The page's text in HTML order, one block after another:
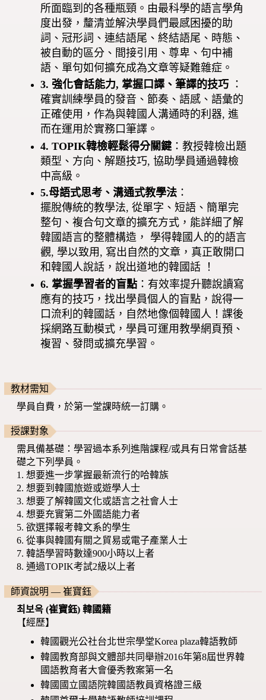
所面臨到的各種瓶頸。由最科學的語言學角
度出發，釐清並解決學員們最感困擾的助
詞、冠形詞、連結語尾、終結語尾、時態、
被自動的區分、間接引用、尊卑、句中補
語、單句如何擴充成為文章等疑難雜症。
3. 強化會話能力, 掌握口譯、筆譯的技巧 ：
確實訓練學員的發音、節奏、語感、語彙的
正確使用，作為與韓國人溝通時的利器, 進
而在運用於實務口筆譯。
4. TOPIK韓檢輕鬆得分關鍵：教授韓檢出題
類型、方向、解題技巧, 協助學員通過韓檢
中高級。
5.母語式思考、溝通式教學法 ：
擺脫傳統的教學法, 從單字、短語、簡單完
整句、複合句文章的擴充方式，能詳細了解
韓國語言的整體構造， 學得韓國人的的語言
觀, 學以致用, 寫出自然的文章，真正敢開口
和韓國人說話，說出道地的韓國話 ！
6. 掌握學習者的盲點 ：有效率提升聽說讀寫
應有的技巧，找出學員個人的盲點，說得一
口流利的韓國話，自然地像個韓國人！課後
採網路互動模式，學員可運用教學網頁預、
複習、發問或擴充學習。
教材需知
學員自費，於第一堂課時統一訂購。
授課對象
需具備基礎：學習過本系列進階課程/或具有日常會話基
礎之下列學員。
1. 想要進一步掌握最新流行的哈韓族
2. 想要到韓國旅遊或遊學人士
3. 想要了解韓國文化或語言之社會人士
4. 想要充實第二外國語能力者
5. 欲選擇報考韓文系的學生
6. 從事與韓國有關之貿易或電子產業人士
7. 韓語學習時數達900小時以上者
8. 通過TOPIK考試2級以上者
師資說明 — 崔寶鈺
최보옥 (崔寶鈺) 韓國籍
【經歷】
韓國觀光公社台北世宗學堂Korea plaza韓語教師
韓國教育部與文體部共同舉辦2016年第8屆世界韓
國語教育者大會優秀教案第一名
韓國國立國語院韓國語教員資格證三級